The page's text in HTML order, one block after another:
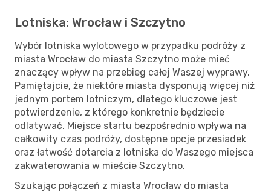
Lotniska: Wrocław i Szczytno
Wybór lotniska wylotowego w przypadku podróży z
miasta Wrocław do miasta Szczytno może mieć
znaczący wpływ na przebieg całej Waszej wyprawy.
Pamiętajcie, że niektóre miasta dysponują więcej niż
jednym portem lotniczym, dlatego kluczowe jest
potwierdzenie, z którego konkretnie będziecie
odlatywać. Miejsce startu bezpośrednio wpływa na
całkowity czas podróży, dostępne opcje przesiadek
oraz łatwość dotarcia z lotniska do Waszego miejsca
zakwaterowania w mieście Szczytno.
Szukając połączeń z miasta Wrocław do miasta